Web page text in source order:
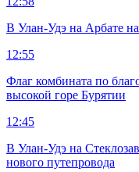
В Улан-Удэ на Арбате
12:55
Флаг комбината по
высокой горе Бурятии
12:45
В Улан-Удэ на
нового путепровода